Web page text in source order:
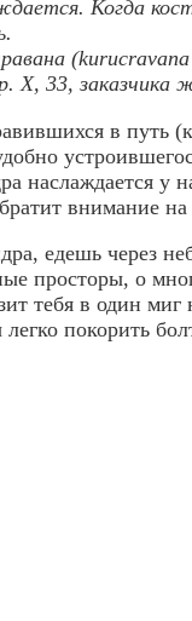
Когда
X, 33, заказчика
в путь
наслаждается у
внимание
едешь через
просторы, о
тебя в один миг
покорить